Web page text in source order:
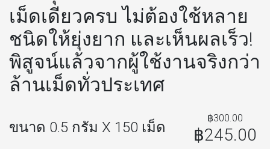
เม็ดเดียวครบ ไม่ต้องใช้หลาย
ชนิดให้ยุ่งยาก และเห็นผลเร็ว!
พิสูจน์แล้วจากผู้ใช้งานจริงกว่า
ล้านเม็ดทั่วประเทศ
ขนาด 0.5 กรัม X 150 เม็ด
฿300.00
฿245.00